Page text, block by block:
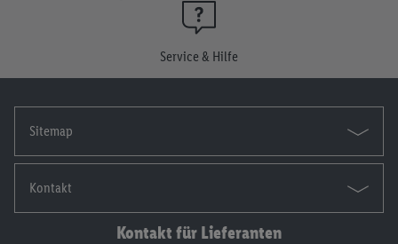
Service & Hilfe
Sitemap
Kontakt
Kontakt für Lieferanten
Die Impressen findest du hier.